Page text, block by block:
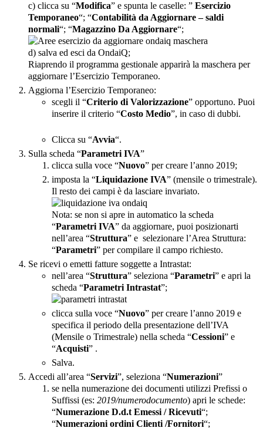
c) clicca su “Modifica” e spunta le caselle: ” Esercizio
Temporaneo“; “Contabilità da Aggiornare – saldi
normali“; “Magazzino Da Aggiornare“;
d) salva ed esci da OndaiQ;
Riaprendo il programma gestionale apparirà la maschera per
aggiornare l’Esercizio Temporaneo.
Aggiorna l’Esercizio Temporaneo:
scegli il “Criterio di Valorizzazione” opportuno. Puoi
inserire il criterio “Costo Medio”, in caso di dubbi.
Clicca su “Avvia“.
Sulla scheda “Parametri IVA”
clicca sulla voce “Nuovo” per creare l’anno 2019;
imposta la “Liquidazione IVA” (mensile o trimestrale).
Il resto dei campi è da lasciare invariato.
Nota: se non si apre in automatico la scheda
“Parametri IVA” da aggiornare, puoi posizionarti
nell’area “Struttura” e selezionare l’Area Struttura:
“Parametri” per compilare il campo richiesto.
Se ricevi o emetti fatture soggette a Intrastat:
nell’area “Struttura” seleziona “Parametri” e apri la
scheda “Parametri Intrastat”;
clicca sulla voce “Nuovo” per creare l’anno 2019 e
specifica il periodo della presentazione dell’IVA
(Mensile o Trimestrale) nella scheda “Cessioni” e
“Acquisti” .
Salva.
Accedi all’area “Servizi”, seleziona “Numerazioni”
se nella numerazione dei documenti utilizzi Prefissi o
Suffissi (es: 2019/numerodocumento) apri le schede:
“Numerazione D.d.t Emessi / Ricevuti“;
“Numerazioni ordini Clienti /Fornitori“;